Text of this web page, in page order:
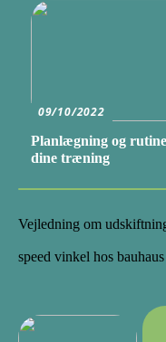
09/10/2022
Planlægning og
dine træning
Vejledning om
speed vinkel hos